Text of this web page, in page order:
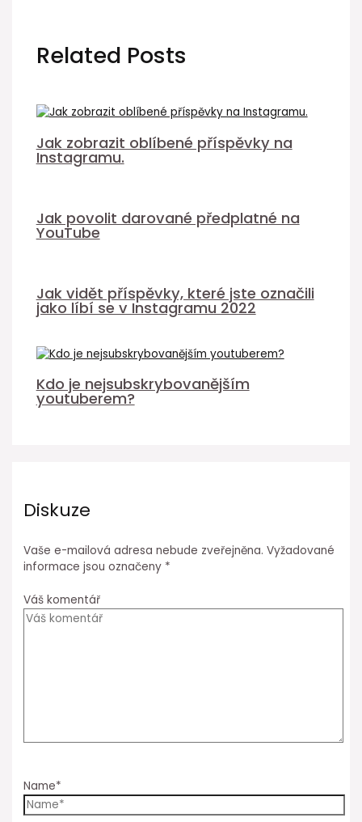
Related Posts
Jak zobrazit oblíbené příspěvky na
Instagramu.
Jak povolit darované předplatné na
YouTube
Jak vidět příspěvky, které jste označili
jako líbí se v Instagramu 2022
Kdo je nejsubskrybovanějším
youtuberem?
Diskuze
Vaše e-mailová adresa nebude zveřejněna. Vyžadované
informace jsou označeny *
Váš komentář
Name*